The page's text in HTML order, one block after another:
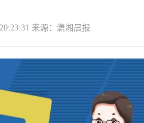
来源：潇湘晨报